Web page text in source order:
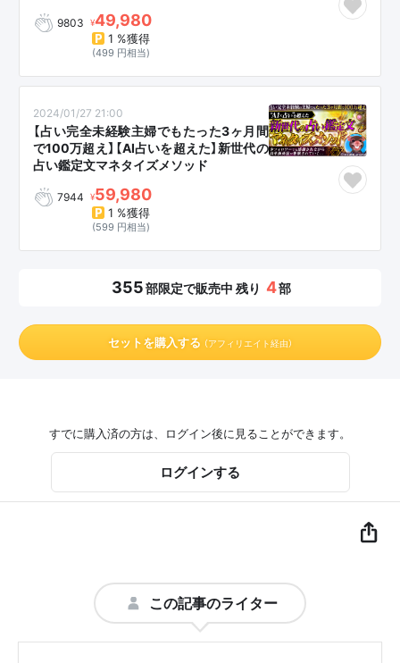
9803 ¥49,980
1 %獲得
(499 円相当)
2024/01/27 21:00
【占い完全未経験主婦でもたった3ヶ月間
で100万超え】【AI占いを超えた】新世代の
占い鑑定文マネタイズメソッド
7944 ¥59,980
1 %獲得
(599 円相当)
355部限定で販売中 残り 4部
セットを購入する （アフィリエイト経由）
すでに購入済の方は、ログイン後に見ることができます。
ログインする
この記事のライター